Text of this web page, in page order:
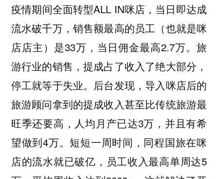
疫情期间全面转型ALL IN咪店，当日即达成
流水破千万，销售额最高的员工（也就是咪
店店主）是33万，当日佣金最高2.7万。旅
游行业的销售，提成占了收入了绝大部分，
停工就等于失业。后台发现，导入咪店后的
旅游顾问拿到的提成收入甚至比传统旅游最
旺季还要高，人均月产已达3万，并且有希
望做到4万。短短一周时间，同程国旅在咪
店的流水就已破亿，员工收入最高单周达5